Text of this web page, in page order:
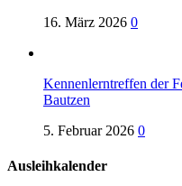
16. März 2026 0
Kennenlerntreffen der
Bautzen
5. Februar 2026 0
Ausleihkalender